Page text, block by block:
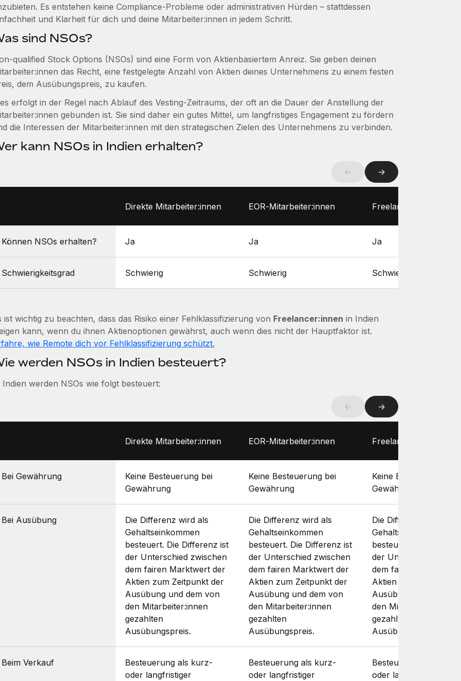
Es entstehen keine Compliance‑Probleme oder administrativen Hürden – stattdessen
und Klarheit für dich und deine Mitarbeiter:innen in jedem Schritt.
sind NSOs?
qualified Stock Options (NSOs) sind eine Form von Aktienbasiertem Anreiz. Sie geben deinen
das Recht, eine festgelegte Anzahl von Aktien deines Unternehmens zu einem festen
dem Ausübungspreis, zu kaufen.
erfolgt in der Regel nach Ablauf des Vesting‑Zeitraums, der oft an die Dauer der Anstellung der
gebunden ist. Sie sind daher ein gutes Mittel, um langfristiges Engagement zu fördern
die Interessen der Mitarbeiter:innen mit den strategischen Zielen des Unternehmens zu verbinden.
kann NSOs in Indien erhalten?
← →
Direkte Mitarbeiter:innen EOR‑Mitarbeiter:innen Freelancer:innen
Können NSOs erhalten? Ja Ja Ja
Schwierigkeitsgrad Schwierig Schwierig Schwierig
ist wichtig zu beachten, dass das Risiko einer Fehlklassifizierung von Freelancer:innen in Indien
kann, wenn du ihnen Aktienoptionen gewährst, auch wenn dies nicht der Hauptfaktor ist.
wie Remote dich vor Fehlklassifizierung schützt.
werden NSOs in Indien besteuert?
Indien werden NSOs wie folgt besteuert:
← →
Direkte Mitarbeiter:innen EOR‑Mitarbeiter:innen Freelancer:innen
Bei Gewährung
Keine Besteuerung bei
Gewährung
Keine Besteuerung bei
Gewährung
Keine Besteuerung bei
Gewährung
Bei Ausübung
Die Differenz wird als
Gehaltseinkommen
besteuert. Die Differenz ist
der Unterschied zwischen
dem fairen Marktwert der
Aktien zum Zeitpunkt der
Ausübung und dem von
den Mitarbeiter:innen
gezahlten
Ausübungspreis.
Die Differenz wird als
Gehaltseinkommen
besteuert. Die Differenz ist
der Unterschied zwischen
dem fairen Marktwert der
Aktien zum Zeitpunkt der
Ausübung und dem von
den Mitarbeiter:innen
gezahlten
Ausübungspreis.
Die Differenz wird als
Gehaltseinkommen
besteuert. Die
der Unterschied
dem fairen Marktwert
Aktien zum Zeitpunkt
Ausübung und dem
den Mitarbeiter:innen
gezahlten
Ausübungspreis.
Beim Verkauf
Besteuerung als kurz-
oder langfristiger
Besteuerung als kurz-
oder langfristiger
Besteuerung als kurz-
oder langfristiger